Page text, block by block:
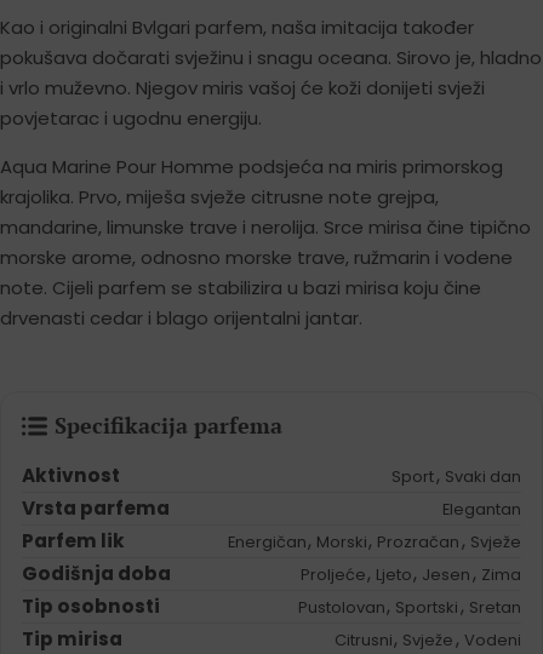
Kao i originalni Bvlgari parfem, naša imitacija također
pokušava dočarati svježinu i snagu oceana. Sirovo je, hladno
i vrlo muževno. Njegov miris vašoj će koži donijeti svježi
povjetarac i ugodnu energiju.
Aqua Marine Pour Homme podsjeća na miris primorskog
krajolika. Prvo, miješa svježe citrusne note grejpa,
mandarine, limunske trave i nerolija. Srce mirisa čine tipično
morske arome, odnosno morske trave, ružmarin i vodene
note. Cijeli parfem se stabilizira u bazi mirisa koju čine
drvenasti cedar i blago orijentalni jantar.
Specifikacija parfema
Aktivnost Sport, Svaki dan
Vrsta parfema Elegantan
Parfem lik Energičan, Morski, Prozračan , Svježe
Godišnja doba Proljeće, Ljeto, Jesen , Zima
Tip osobnosti Pustolovan, Sportski , Sretan
Tip mirisa Citrusni, Svježe , Vodeni